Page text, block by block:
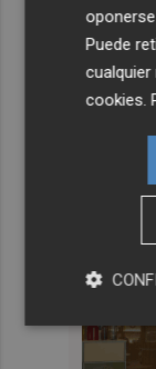
Puede
cookies.